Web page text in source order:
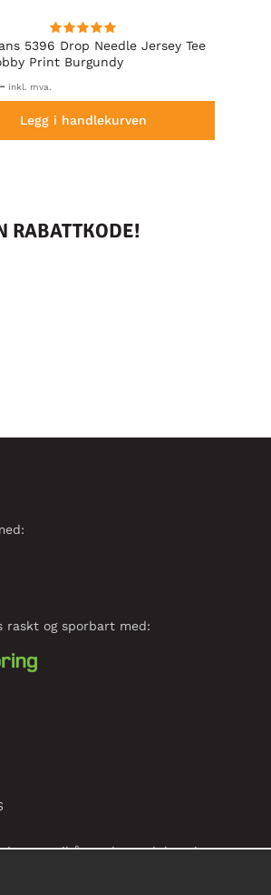
5396 Drop Needle Jersey Tee
Print Burgundy
inkl. mva.
Legg i handlekurven
RABATTKODE!
raskt og sporbart med:
til å sende produkter i